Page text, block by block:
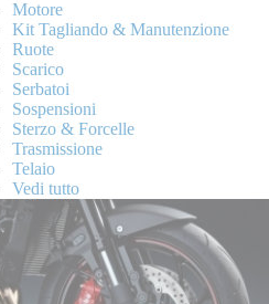
Motore
Kit Tagliando & Manutenzione
Ruote
Scarico
Serbatoi
Sospensioni
Sterzo & Forcelle
Trasmissione
Telaio
Vedi tutto